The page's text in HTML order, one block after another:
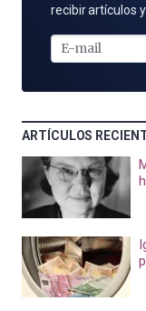
POR
MAIL
recibir artículos
ARTÍCULOS